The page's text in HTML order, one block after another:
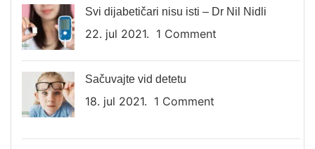
Svi dijabetičari nisu isti – Dr Nil Nidli
22. jul 2021. 1 Comment
Sačuvajte vid detetu
18. jul 2021. 1 Comment